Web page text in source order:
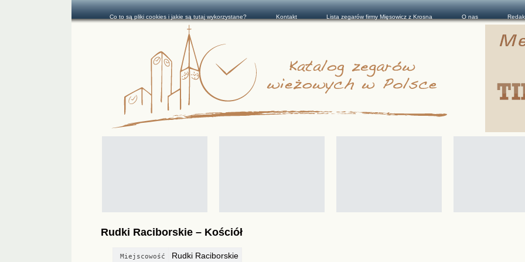
Rudki Raciborskie – Kościół
Miejscowość Rudki Raciborskie
Co to są pliki cookies i jakie są tutaj wykorzystane? Kontakt Lista zegarów firmy Mięsowicz z Krosna O nas